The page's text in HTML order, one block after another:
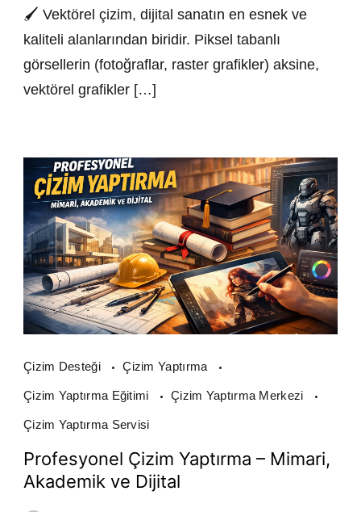
🖌️ Vektörel çizim, dijital sanatın en esnek ve
kaliteli alanlarından biridir. Piksel tabanlı
görsellerin (fotoğraflar, raster grafikler) aksine,
vektörel grafikler […]
Çizim Desteği Çizim Yaptırma
Çizim Yaptırma Eğitimi Çizim Yaptırma Merkezi
Çizim Yaptırma Servisi
Profesyonel Çizim Yaptırma – Mimari,
Akademik ve Dijital